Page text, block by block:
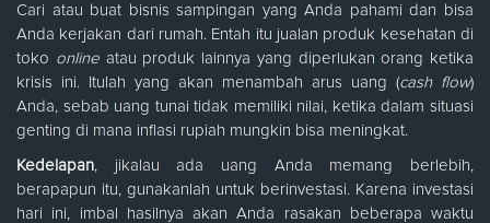
Cari atau buat bisnis sampingan yang Anda pahami dan bisa
Anda kerjakan dari rumah. Entah itu jualan produk kesehatan di
toko onlineatau produk lainnya yang diperlukan orang ketika
krisis ini. Itulah yang akan menambah arus uang (cash flow)
Anda, sebab uang tunai tidak memiliki nilai, ketika dalam situasi
genting di mana inflasi rupiah mungkin bisa meningkat.
Kedelapan, jikalau ada uang Anda memang berlebih,
berapapun itu, gunakanlah untuk berinvestasi. Karena investasi
hari ini, imbal hasilnya akan Anda rasakan beberapa waktu